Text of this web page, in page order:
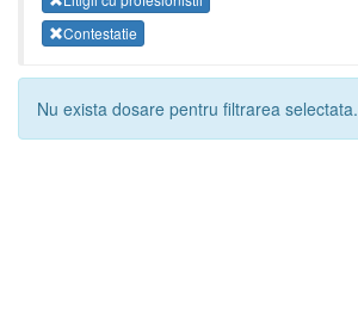
Contestatie
Nu exista dosare pentru filtrarea selectata.